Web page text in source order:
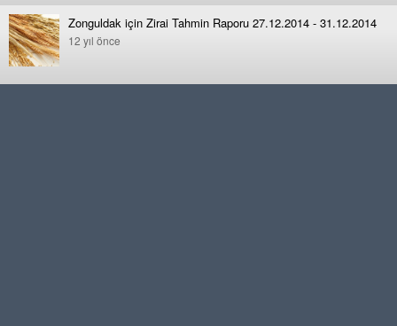
Zonguldak için Zirai Tahmin Raporu 27.12.2014 - 31.12.2014
12 yıl önce